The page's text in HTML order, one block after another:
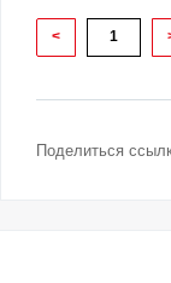
<
Поделиться